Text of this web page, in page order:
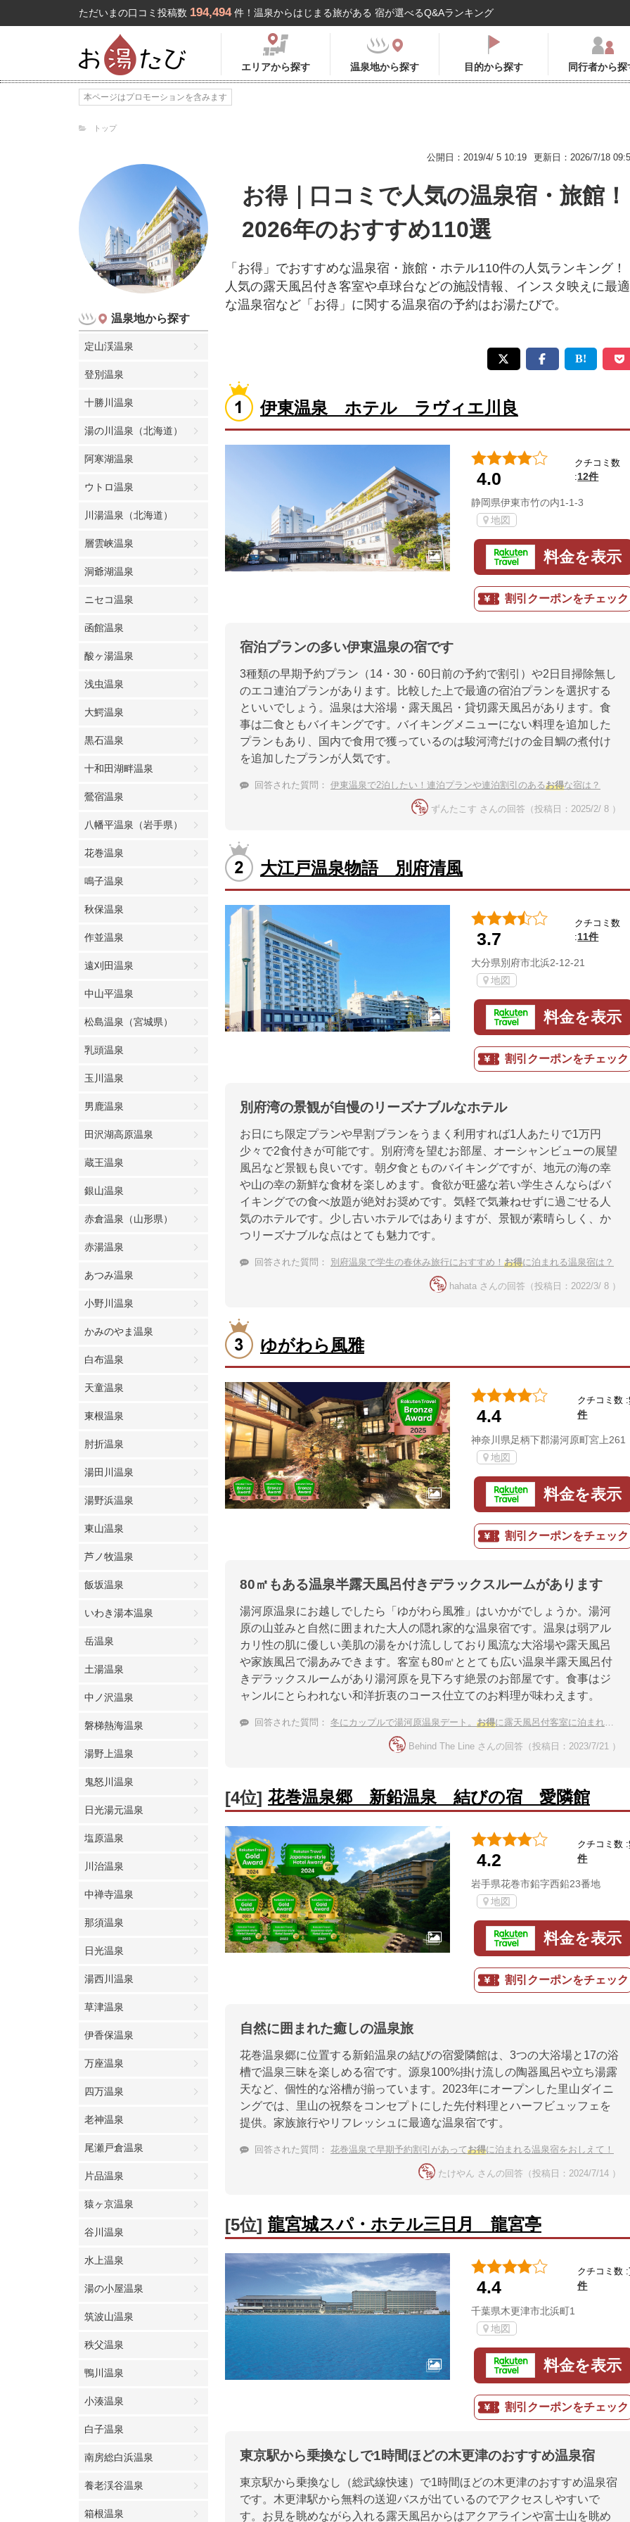
ただいまの口コミ投稿数 194,494 件！温泉からはじまる旅がある 宿が選べるQ&Aランキング
エリアから探す 温泉地から探す 目的から探す 同行者から探
本ページはプロモーションを含みます
トップ
公開日：2019/4/ 5 10:19 更新日：2026/7/18
温泉地から探す
定山渓温泉
登別温泉
十勝川温泉
湯の川温泉（北海道）
阿寒湖温泉
ウトロ温泉
川湯温泉（北海道）
層雲峡温泉
洞爺湖温泉
ニセコ温泉
函館温泉
酸ヶ湯温泉
浅虫温泉
大鰐温泉
黒石温泉
十和田湖畔温泉
鶯宿温泉
八幡平温泉（岩手県）
花巻温泉
鳴子温泉
秋保温泉
作並温泉
遠刈田温泉
中山平温泉
松島温泉（宮城県）
乳頭温泉
玉川温泉
男鹿温泉
田沢湖高原温泉
蔵王温泉
銀山温泉
赤倉温泉（山形県）
赤湯温泉
あつみ温泉
小野川温泉
かみのやま温泉
白布温泉
天童温泉
東根温泉
肘折温泉
湯田川温泉
湯野浜温泉
東山温泉
芦ノ牧温泉
飯坂温泉
いわき湯本温泉
岳温泉
土湯温泉
中ノ沢温泉
磐梯熱海温泉
湯野上温泉
鬼怒川温泉
日光湯元温泉
塩原温泉
川治温泉
中禅寺温泉
那須温泉
日光温泉
湯西川温泉
草津温泉
伊香保温泉
万座温泉
四万温泉
老神温泉
尾瀬戸倉温泉
片品温泉
猿ヶ京温泉
谷川温泉
水上温泉
湯の小屋温泉
筑波山温泉
秩父温泉
鴨川温泉
小湊温泉
白子温泉
南房総白浜温泉
養老渓谷温泉
箱根温泉
お得｜口コミで人気の温泉宿・旅館！
2026年のおすすめ110選
「お得」でおすすめな温泉宿・旅館・ホテル110件の人気ランキング！
人気の露天風呂付き客室や卓球台などの施設情報、インスタ映えに最適
な温泉宿など「お得」に関する温泉宿の予約はお湯たびで。
伊東温泉 ホテル ラヴィエ川良
4.0
クチコミ数
:12件
静岡県伊東市竹の内1-1-3
地図
料金を表示
割引クーポンをチェック
宿泊プランの多い伊東温泉の宿です
3種類の早期予約プラン（14・30・60日前の予約で割引）や2日目掃除無し
のエコ連泊プランがあります。比較した上で最適の宿泊プランを選択する
といいでしょう。温泉は大浴場・露天風呂・貸切露天風呂があります。食
事は二食ともバイキングです。バイキングメニューにない料理を追加した
プランもあり、国内で食用で獲っているのは駿河湾だけの金目鯛の煮付け
を追加したプランが人気です。
回答された質問： 伊東温泉で2泊したい！連泊プランや連泊割引のあるお得な宿は？
ずんたこす さんの回答（投稿日：2025/2/ 8 ）
大江戸温泉物語 別府清風
3.7
クチコミ数
:11件
大分県別府市北浜2-12-21
地図
料金を表示
割引クーポンをチェック
別府湾の景観が自慢のリーズナブルなホテル
お日にち限定プランや早割プランをうまく利用すれば1人あたりで1万円
少々で2食付きが可能です。別府湾を望むお部屋、オーシャンビューの展望
風呂など景観も良いです。朝夕食とものバイキングですが、地元の海の幸
や山の幸の新鮮な食材を楽しめます。食欲が旺盛な若い学生さんならばバ
イキングでの食べ放題が絶対お奨めです。気軽で気兼ねせずに過ごせる人
気のホテルです。少し古いホテルではありますが、景観が素晴らしく、か
つリーズナブルな点はとても魅力です。
回答された質問： 別府温泉で学生の春休み旅行におすすめ！ お得に泊まれる温泉宿は？
hahata さんの回答（投稿日：2022/3/ 8 ）
ゆがわら風雅
4.4
クチコミ数 :
件
神奈川県足柄下郡湯河原町宮上261
地図
料金を表示
割引クーポンをチェック
80㎡もある温泉半露天風呂付きデラックスルームがあります
湯河原温泉にお越しでしたら「ゆがわら風雅」はいかがでしょうか。湯河
原の山並みと自然に囲まれた大人の隠れ家的な温泉宿です。温泉は弱アル
カリ性の肌に優しい美肌の湯をかけ流ししており風流な大浴場や露天風呂
や家族風呂で湯あみできます。客室も80㎡ととても広い温泉半露天風呂付
きデラックスルームがあり湯河原を見下ろす絶景のお部屋です。食事はジ
ャンルにとらわれない和洋折衷のコース仕立てのお料理が味わえます。
回答された質問： 冬にカップルで湯河原温泉デート。 お得に露天風呂付客室に泊まれる宿は？
Behind The Line さんの回答（投稿日：2023/7/21 ）
[4位] 花巻温泉郷 新鉛温泉 結びの宿 愛隣館
4.2
クチコミ数 :
件
岩手県花巻市鉛字西鉛23番地
地図
料金を表示
割引クーポンをチェック
自然に囲まれた癒しの温泉旅
花巻温泉郷に位置する新鉛温泉の結びの宿愛隣館は、3つの大浴場と17の浴
槽で温泉三昧を楽しめる宿です。源泉100%掛け流しの陶器風呂や立ち湯露
天など、個性的な浴槽が揃っています。2023年にオープンした里山ダイニ
ングでは、里山の祝祭をコンセプトにした先付料理とハーフビュッフェを
提供。家族旅行やリフレッシュに最適な温泉宿です。
回答された質問： 花巻温泉で早期予約割引があってお得に泊まれる温泉宿をおしえて！
たけやん さんの回答（投稿日：2024/7/14 ）
[5位] 龍宮城スパ・ホテル三日月 龍宮亭
4.4
クチコミ数 :
件
千葉県木更津市北浜町1
地図
料金を表示
割引クーポンをチェック
東京駅から乗換なしで1時間ほどの木更津のおすすめ温泉宿
東京駅から乗換なし（総武線快速）で1時間ほどの木更津のおすすめ温泉宿
です。木更津駅から無料の送迎バスが出ているのでアクセスしやすいで
す。お見を眺めながら入れる露天風呂からはアクアラインや富士山を眺め